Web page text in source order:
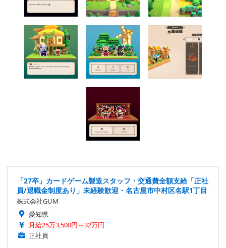
「27卒」カードゲーム製造スタッフ・交通費全額支給「正社
員/退職金制度あり」未経験歓迎・名古屋市中村区名駅1丁目
株式会社GUM
愛知県
月給25万3,500円～32万円
正社員